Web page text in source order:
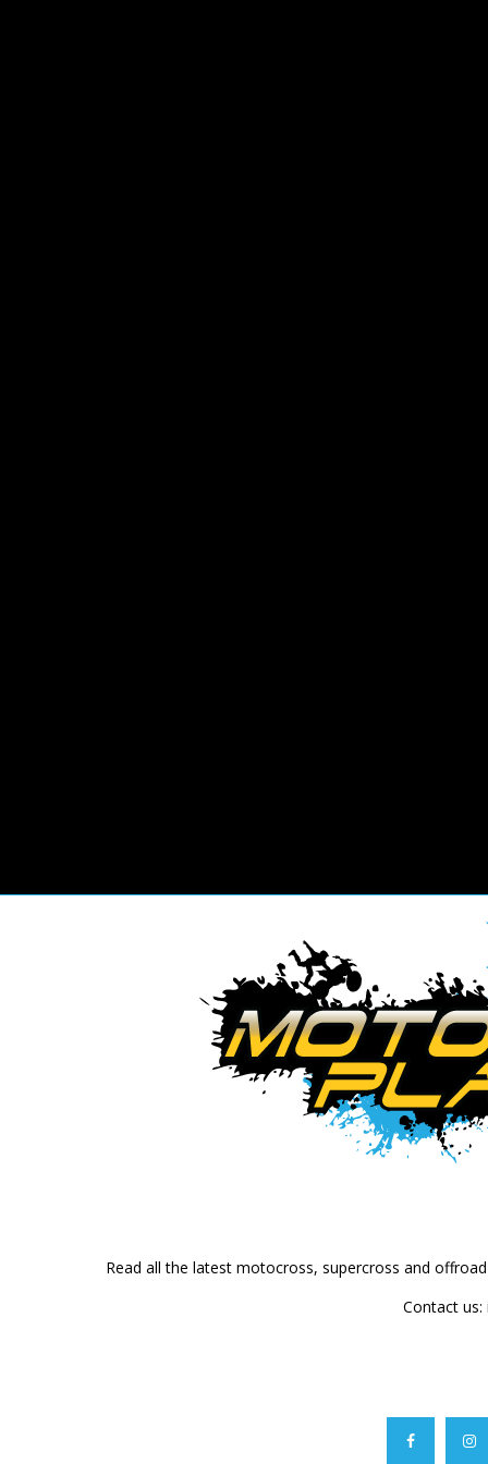
Read all the latest motocross, supercross and
Contact us: